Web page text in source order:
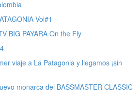
Vol#1
BIG PAYARA On the Fly
viaje a La Patagonia y llegamos ¡sin
monarca del BASSMASTER CLASSIC